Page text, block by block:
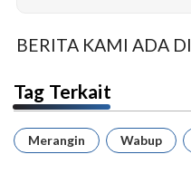
BERITA KAMI ADA DI
Tag Terkait
Merangin Wabup